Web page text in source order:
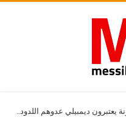
يعتبرون ديمبيلي عدوهم اللدود..